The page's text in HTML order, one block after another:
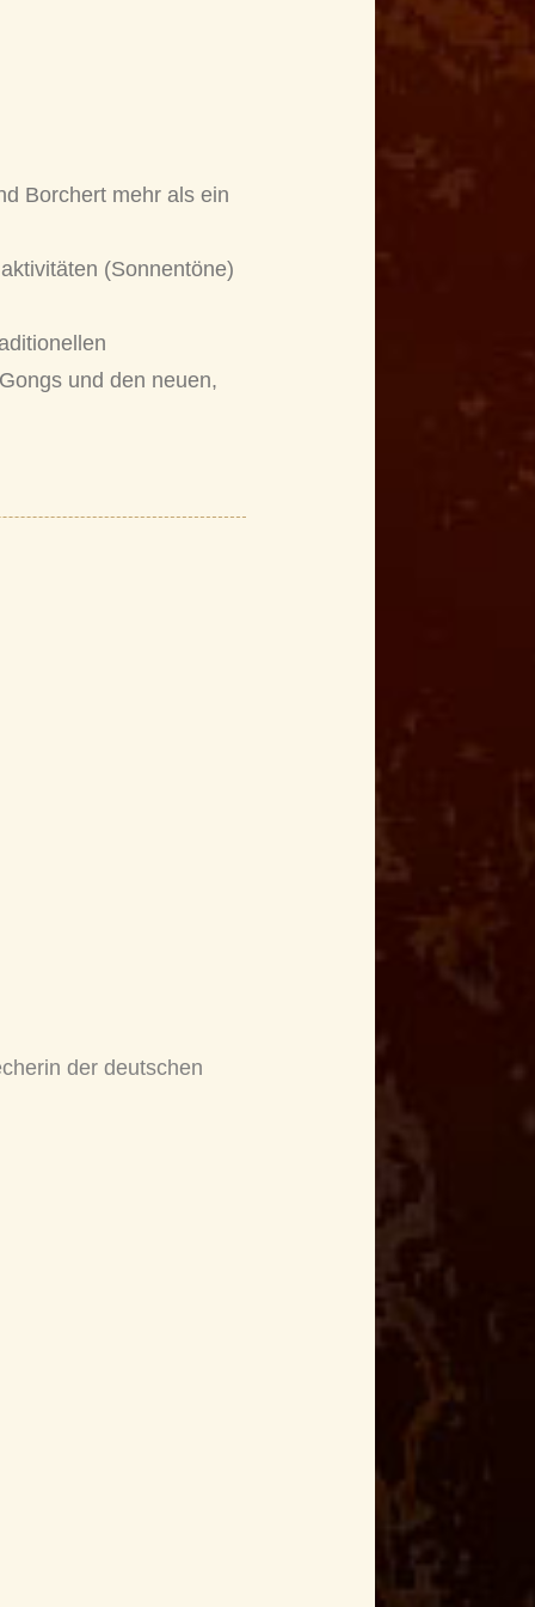
Borchert mehr als ein
(Sonnentöne)
und den neuen,
der deutschen